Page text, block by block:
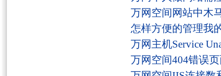
万网空间网站中木
怎样方便的管理我
万网主机Service
万网空间404错误